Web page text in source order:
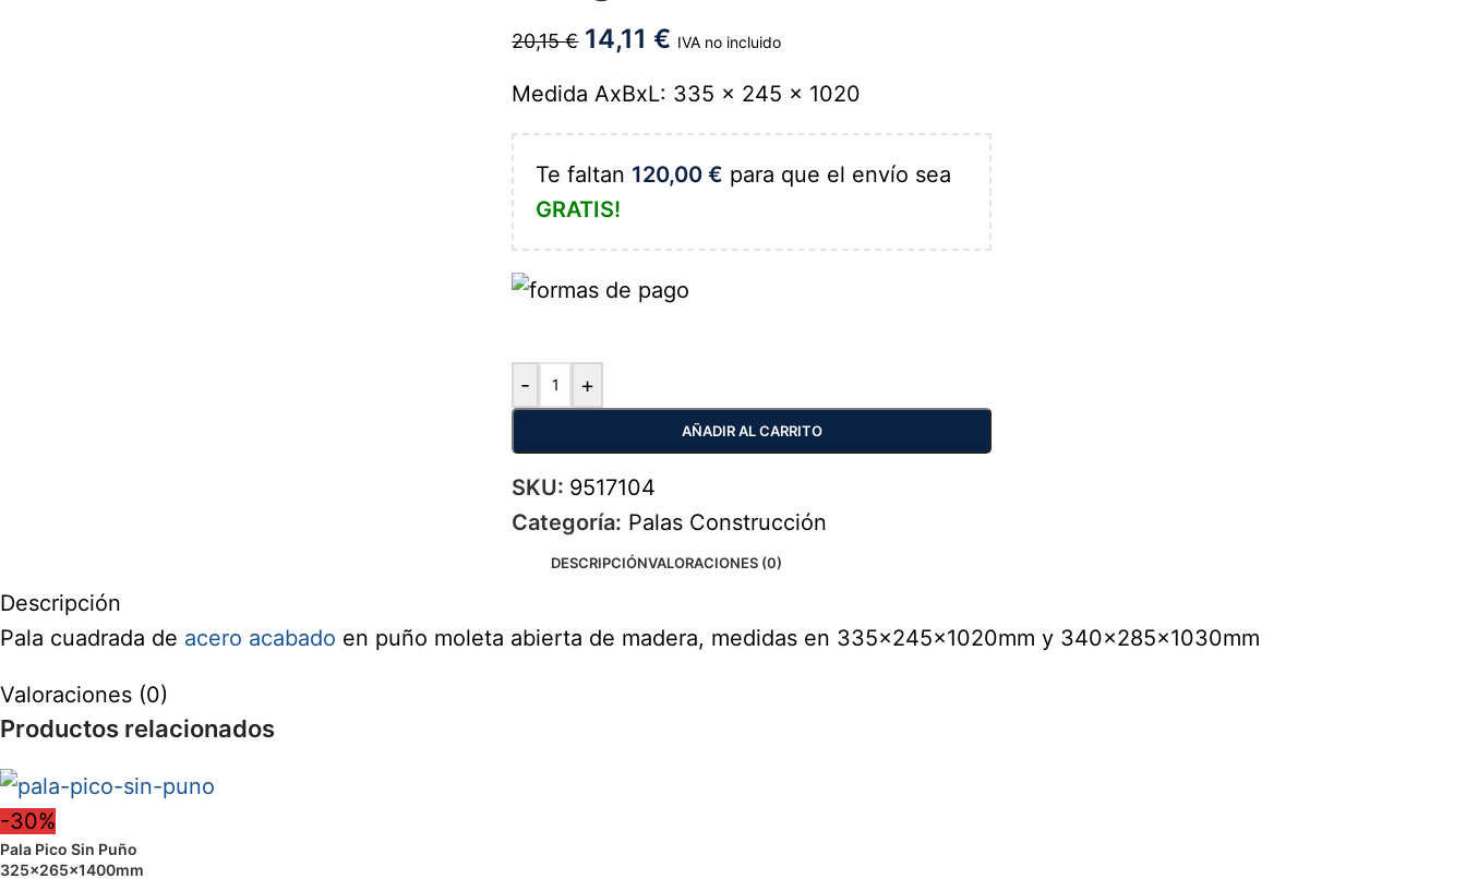
20,15€ 14,11€ IVA no incluido
Medida AxBxL: 335 x 245 x 1020
Te faltan 120,00€ para que el envío sea
GRATIS!
- +
AÑADIR AL CARRITO
SKU: 9517104
Categoría: Palas Construcción
DESCRIPCIÓNVALORACIONES (0)
Descripción
Pala cuadrada de acero acabado en puño moleta abierta de madera, medidas en 335x245x1020mm y 340x285x1030mm
Valoraciones (0)
Productos relacionados
-30%
Pala Pico Sin Puño
325x265x1400mm